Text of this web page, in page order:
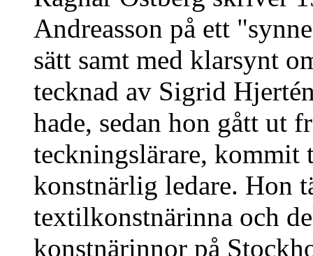
Andreasson på ett
sätt samt med klarsynt
tecknad av Sigrid
hade, sedan hon gått ut
teckningslärare,
konstnärlig ledare. Hon
textilkonstnärinna och
konstnärinnor på